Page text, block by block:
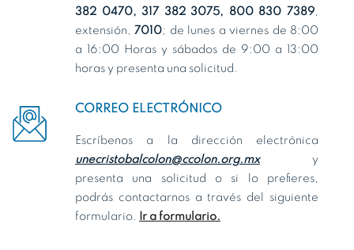
382 0470, 317 382 3075, 800 830 7389,
extensión,7010; de lunes a viernes de 8:00
a 16:00 Horas y sábados de 9:00 a 13:00
horas y presenta una solicitud.
CORREO ELECTRÓNICO
Escríbenos a la dirección electrónica
unecristobalcolon@ccolon.org.mxy
presenta una solicitud o si lo prefieres,
podrás contactarnos a través del siguiente
formulario.
Ir a formulario.